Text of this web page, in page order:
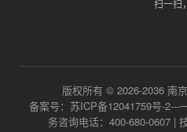
扫一扫
版权所有 © 2026-2036 南
备案号：苏ICP备12041759号-2---
务咨询电话：400-680-0607 |